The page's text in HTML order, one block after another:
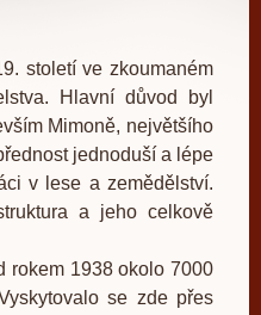
století ve zkoumaném
Hlavní důvod byl
Mimoně, největšího
jednoduší a lépe
v lese a zemědělství.
a jeho celkově
1938 okolo 7000
se zde přes